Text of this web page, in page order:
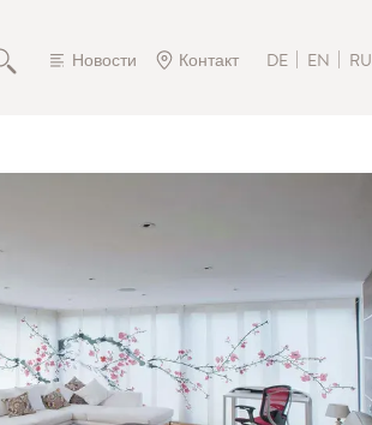
Новости Контакт DE EN RU